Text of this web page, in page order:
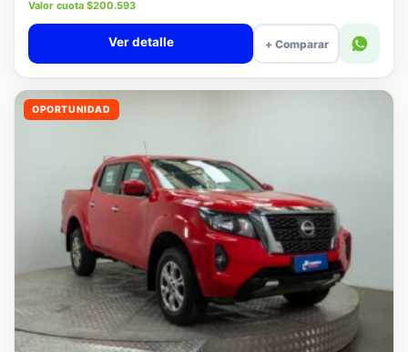
Precio lista $8.580.000
Valor cuota $200.593
+ Comparar